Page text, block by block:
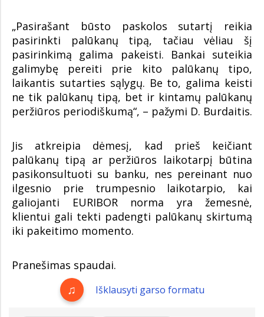
„Pasirašant būsto paskolos sutartį reikia
pasirinkti palūkanų tipą, tačiau vėliau šį
pasirinkimą galima pakeisti. Bankai suteikia
galimybę pereiti prie kito palūkanų tipo,
laikantis sutarties sąlygų. Be to, galima keisti
ne tik palūkanų tipą, bet ir kintamų palūkanų
peržiūros periodiškumą“, – pažymi D. Burdaitis.
Jis atkreipia dėmesį, kad prieš keičiant
palūkanų tipą ar peržiūros laikotarpį būtina
pasikonsultuoti su banku, nes pereinant nuo
ilgesnio prie trumpesnio laikotarpio, kai
galiojanti EURIBOR norma yra žemesnė,
klientui gali tekti padengti palūkanų skirtumą
iki pakeitimo momento.
Pranešimas spaudai.
Išklausyti garso formatu